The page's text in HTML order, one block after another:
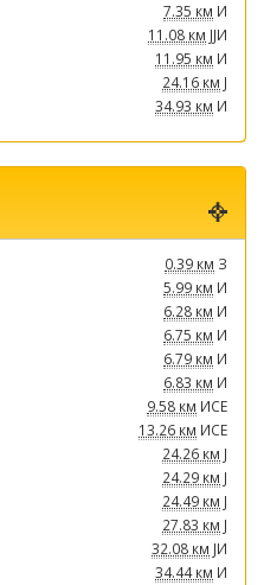
7.35 км И
11.08 км ЈЈИ
11.95 км И
24.16 км Ј
34.93 км И
0.39 км З
5.99 км И
6.28 км И
6.75 км И
6.79 км И
6.83 км И
9.58 км ИСЕ
13.26 км ИСЕ
24.26 км Ј
24.29 км Ј
24.49 км Ј
27.83 км Ј
32.08 км ЈИ
34.44 км И